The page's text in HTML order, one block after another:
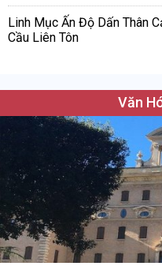
Linh Mục Ấn Độ Dấn Thân
Cầu Liên Tôn
Văn